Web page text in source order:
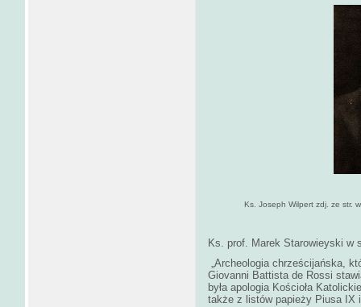
Ks. Joseph Wilpert zdj. ze str.
Ks. prof. Marek Starowieyski w
„Archeologia chrześcijańska,
Giovanni Battista de Rossi
była apologia Kościoła
także z listów papieży Piusa IX